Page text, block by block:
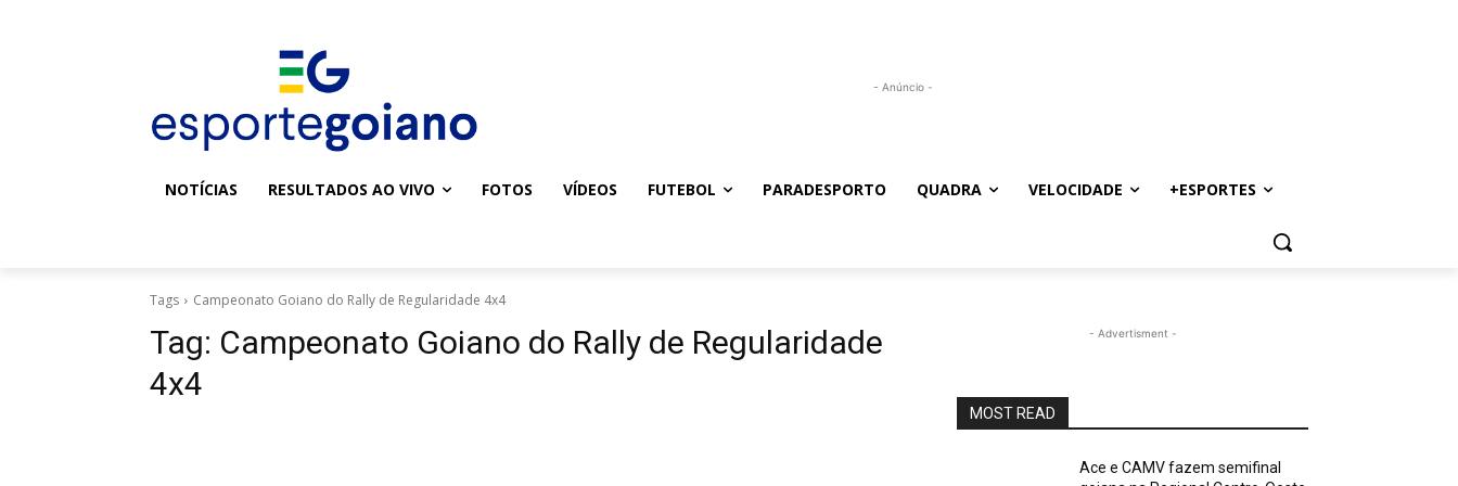
- Anúncio -
NOTÍCIAS RESULTADOS AO VIVO FOTOS VÍDEOS FUTEBOL PARADESPORTO QUADRA VELOCIDADE +ESPORTES
Tags Campeonato Goiano do Rally de Regularidade 4x4
Tag: Campeonato Goiano do Rally de Regularidade
4x4
- Advertisment -
MOST READ
Ace e CAMV fazem semifinal